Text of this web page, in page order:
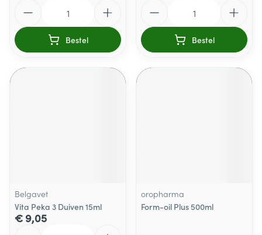
Bestel Bestel
Belgavet
Vita Peka 3 Duiven 15ml
€ 9,05
oropharma
Form-oil Plus 500ml